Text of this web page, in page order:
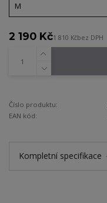
2 190 Kč1 810 Kčbez DPH
Číslo produktu:
EAN kód:
Kompletní specifikace